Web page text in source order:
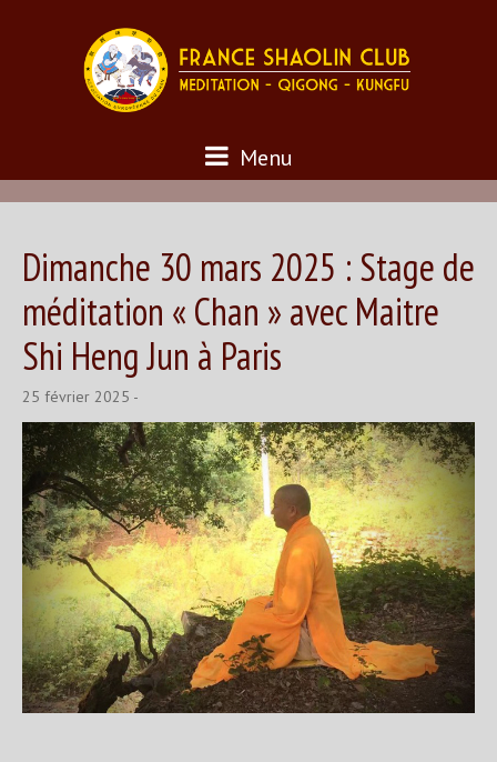
Menu
Dimanche 30 mars 2025 : Stage de
méditation « Chan » avec Maitre
Shi Heng Jun à Paris
25 février 2025